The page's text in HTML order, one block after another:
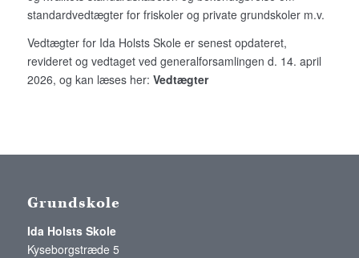
standardvedtægter for friskoler og private grundskoler m.v.
Vedtægter for Ida Holsts Skole er senest opdateret,
revideret og vedtaget ved generalforsamlingen d. 14. april
2026, og kan læses her: Vedtægter
Grundskole
Ida Holsts Skole
Kyseborgstræde 5